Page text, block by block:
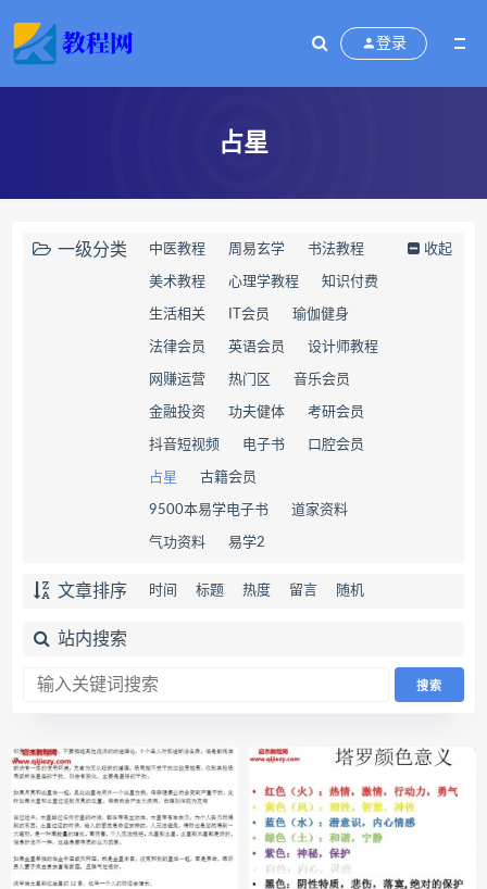
登录
占星
一级分类 中医教程 周易玄学 书法教程
美术教程 心理学教程 知识付费
生活相关 IT会员 瑜伽健身
法律会员 英语会员 设计师教程
网赚运营 热门区 音乐会员
金融投资 功夫健体 考研会员
抖音短视频 电子书 口腔会员
占星 古籍会员
9500本易学电子书 道家资料
气功资料 易学2
收起
文章排序 时间 标题 热度 留言 随机
站内搜索